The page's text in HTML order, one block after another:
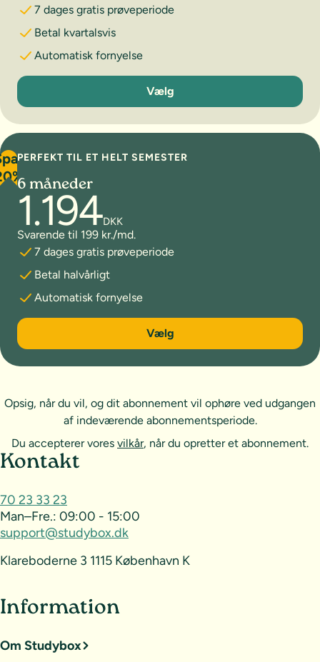
7 dages gratis prøveperiode
Betal kvartalsvis
Automatisk fornyelse
3 måneder
Vælg
PERFEKT TIL ET HELT SEMESTER
6 måneder
1.194DKK
Svarende til 199 kr./md.
7 dages gratis prøveperiode
Betal halvårligt
Automatisk fornyelse
6 måneder
Vælg
Opsig, når du vil, og dit abonnement vil ophøre ved udgangen
af indeværende abonnementsperiode.
Du accepterer vores vilkår, når du opretter et abonnement.
Sideoversigt og kontakt
Kontakt
70 23 33 23
Man–Fre.: 09:00 - 15:00
support@studybox.dk
Klareboderne 3 1115 København K
Information
Om Studybox